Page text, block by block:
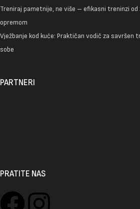
Treniraj pametnije, ne više – efikasni treninzi
opremom
Vježbanje kod kuće: Praktičan vodič za savršen
sobe
PARTNERI
PRATITE NAS